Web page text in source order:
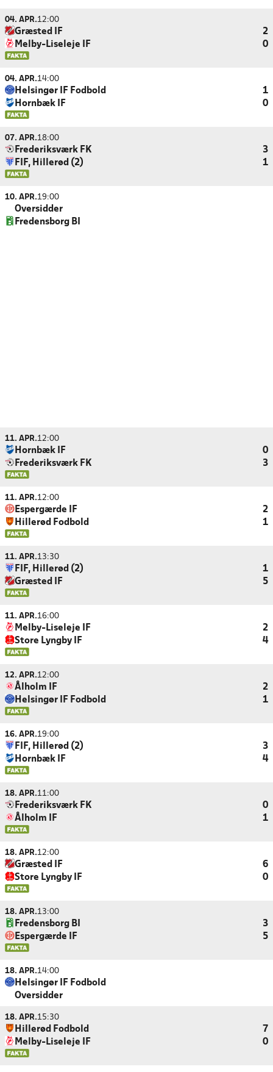
04. APR.12:00
Græsted IF
2
Melby-Liseleje IF
0
04. APR.14:00
Helsingør IF Fodbold
1
Hornbæk IF
0
07. APR.18:00
Frederiksværk FK
3
FIF, Hillerød (2)
1
10. APR.19:00
Oversidder
Fredensborg BI
11. APR.12:00
Hornbæk IF
0
Frederiksværk FK
3
11. APR.12:00
Espergærde IF
2
Hillerød Fodbold
1
11. APR.13:30
FIF, Hillerød (2)
1
Græsted IF
5
11. APR.16:00
Melby-Liseleje IF
2
Store Lyngby IF
4
12. APR.12:00
Ålholm IF
2
Helsingør IF Fodbold
1
16. APR.19:00
FIF, Hillerød (2)
3
Hornbæk IF
4
18. APR.11:00
Frederiksværk FK
0
Ålholm IF
1
18. APR.12:00
Græsted IF
6
Store Lyngby IF
0
18. APR.13:00
Fredensborg BI
3
Espergærde IF
5
18. APR.14:00
Helsingør IF Fodbold
Oversidder
18. APR.15:30
Hillerød Fodbold
7
Melby-Liseleje IF
0